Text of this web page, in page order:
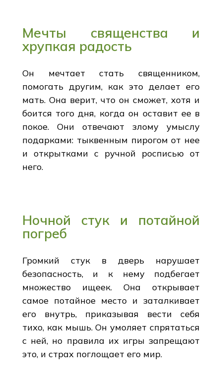
Мечты священства и
хрупкая радость
Он мечтает стать священником,
помогать другим, как это делает его
мать. Она верит, что он сможет, хотя и
боится того дня, когда он оставит ее в
покое. Они отвечают злому умыслу
подарками: тыквенным пирогом от нее
и открытками с ручной росписью от
него.
Ночной стук и потайной
погреб
Громкий стук в дверь нарушает
безопасность, и к нему подбегает
множество ищеек. Она открывает
самое потайное место и заталкивает
его внутрь, приказывая вести себя
тихо, как мышь. Он умоляет спрятаться
с ней, но правила их игры запрещают
это, и страх поглощает его мир.